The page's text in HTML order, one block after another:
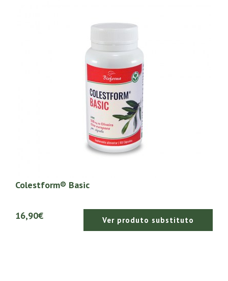
Colestform® Basic
16,90€ Ver produto substituto